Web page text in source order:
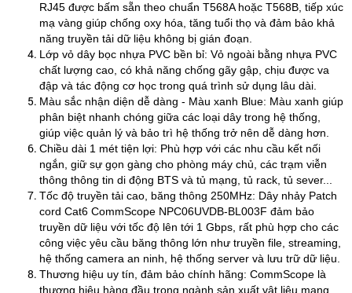
RJ45 được bấm sẵn theo chuẩn T568A hoặc T568B, tiếp xúc
mạ vàng giúp chống oxy hóa, tăng tuổi thọ và đảm bảo khả
năng truyền tải dữ liệu không bị gián đoạn.
Lớp vỏ dây bọc nhựa PVC bền bỉ: Vỏ ngoài bằng nhựa PVC
chất lượng cao, có khả năng chống gãy gập, chịu được va
đập và tác động cơ học trong quá trình sử dụng lâu dài.
Màu sắc nhận diện dễ dàng - Màu xanh Blue: Màu xanh giúp
phân biệt nhanh chóng giữa các loại dây trong hệ thống,
giúp việc quản lý và bảo trì hệ thống trở nên dễ dàng hơn.
Chiều dài 1 mét tiện lợi: Phù hợp với các nhu cầu kết nối
ngắn, giữ sự gọn gàng cho phòng máy chủ, các trạm viễn
thông thông tin di động BTS và tủ mạng, tủ rack, tủ sever...
Tốc độ truyền tải cao, băng thông 250MHz: Dây nhảy Patch
cord Cat6 CommScope NPC06UVDB-BL003F đảm bảo
truyền dữ liệu với tốc độ lên tới 1 Gbps, rất phù hợp cho các
công việc yêu cầu băng thông lớn như truyền file, streaming,
hệ thống camera an ninh, hệ thống server và lưu trữ dữ liệu.
Thương hiệu uy tín, đảm bảo chính hãng: CommScope là
thương hiệu hàng đầu trong ngành sản xuất vật liệu mạng,